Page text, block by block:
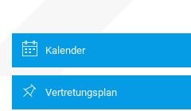
Kalender
Vertretungsplan